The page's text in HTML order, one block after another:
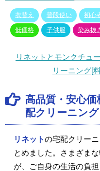
衣替え 普段使い 初心
低価格 子供服 染み抜
リネットとモンクチュ
リーニング[
高品質・安心
配クリーニング
リネットの宅配クリー
とめました。さまざま
が、ご自身の生活の負